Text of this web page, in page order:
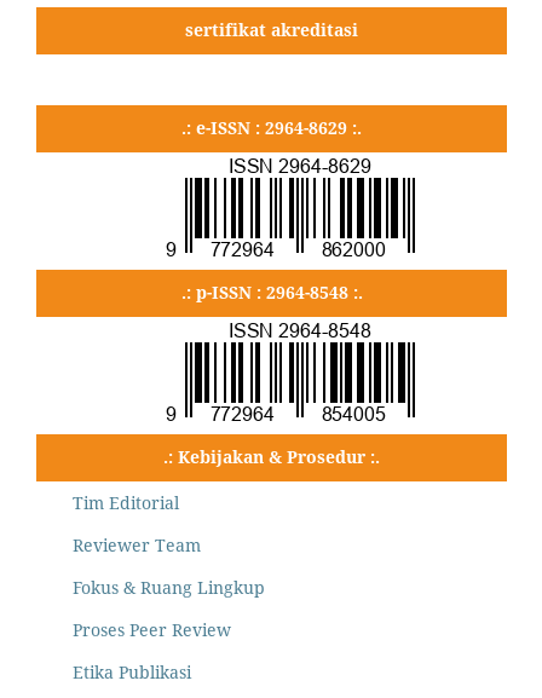
sertifikat akreditasi
.: e-ISSN : 2964-8629 :.
.: p-ISSN : 2964-8548 :.
.: Kebijakan & Prosedur :.
Tim Editorial
Reviewer Team
Fokus & Ruang Lingkup
Proses Peer Review
Etika Publikasi